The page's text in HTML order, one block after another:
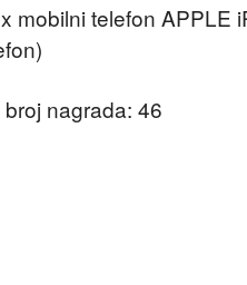
mobilni telefon APPLE
nagrada: 46